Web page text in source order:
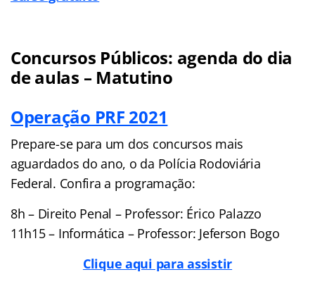
Concursos Públicos: agenda do dia
de aulas – Matutino
Operação PRF 2021
Prepare-se para um dos concursos mais
aguardados do ano, o da Polícia Rodoviária
Federal. Confira a programação:
8h – Direito Penal – Professor: Érico Palazzo
11h15 – Informática – Professor: Jeferson Bogo
Clique aqui para assistir